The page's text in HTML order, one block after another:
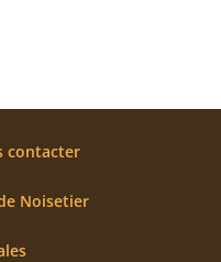
contacter
Noisetier